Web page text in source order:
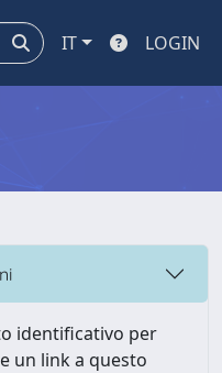
IT LOGIN
identificativo per
un link a questo